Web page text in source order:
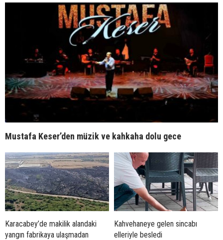
Mustafa Keser’den müzik ve kahkaha dolu gece
Karacabey’de makilik alandaki
yangın fabrikaya ulaşmadan
Kahvehaneye gelen sincabı
elleriyle besledi